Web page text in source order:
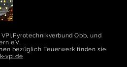
Obb, und
e.V..
bezüglich Feuerwerk finden sie
vpi.de